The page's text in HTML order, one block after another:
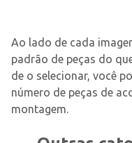
Ao lado de cada
padrão de peças do
de o selecionar, você
número de peças de
montagem.